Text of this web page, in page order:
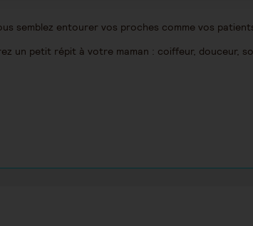
semblez entourer vos proches comme vos
un petit répit à votre maman : coiffeur, douceur,